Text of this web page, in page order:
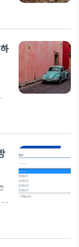
02/23/Built-
forms/